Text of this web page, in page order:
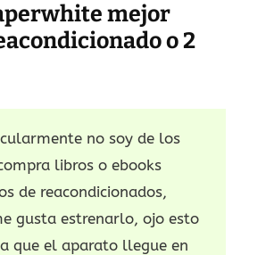
mejor
o 2
no soy de los
libros o ebooks
de reacondicionados,
gusta estrenarlo, ojo esto
que el aparato llegue en